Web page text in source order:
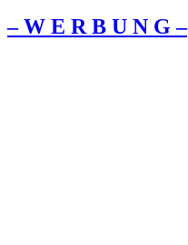
– W Ε R Β U Ν G –